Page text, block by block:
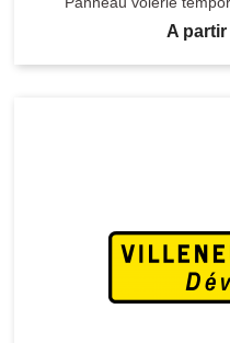
Prix
A partir